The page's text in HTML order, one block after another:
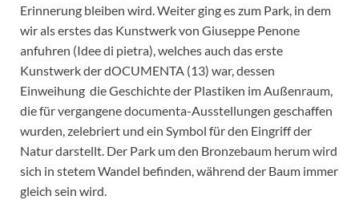
Erinnerung bleiben wird. Weiter ging es zum Park, in dem
wir als erstes das Kunstwerk von Giuseppe Penone
anfuhren (Idee di pietra), welches auch das erste
Kunstwerk der dOCUMENTA (13) war, dessen
Einweihung die Geschichte der Plastiken im Außenraum,
die für vergangene documenta-Ausstellungen geschaffen
wurden, zelebriert und ein Symbol für den Eingriff der
Natur darstellt. Der Park um den Bronzebaum herum wird
sich in stetem Wandel befinden, während der Baum immer
gleich sein wird.